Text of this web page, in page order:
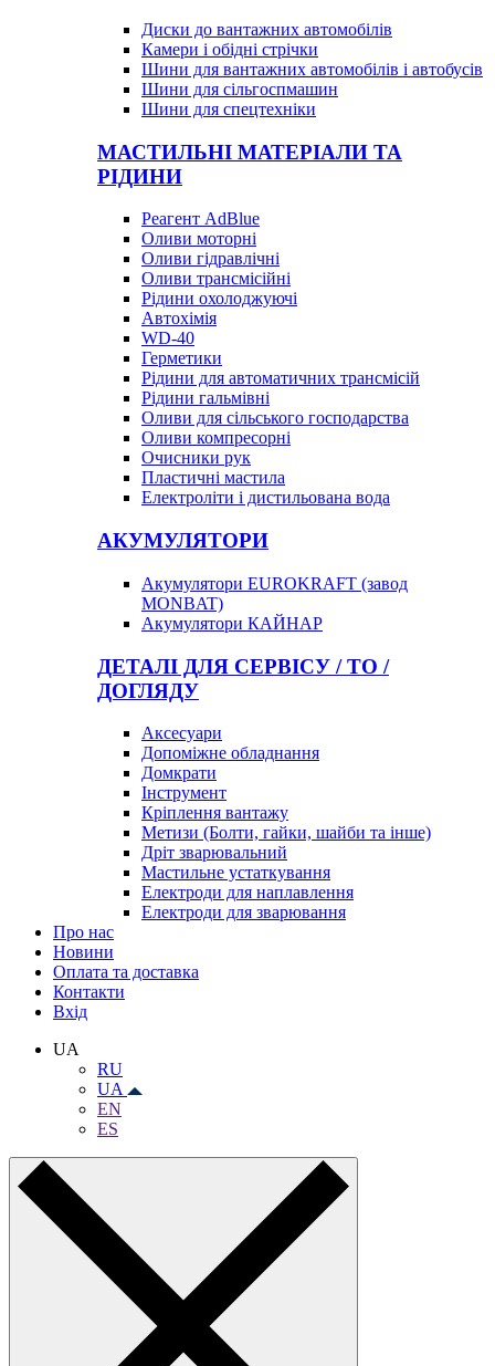
Диски до вантажних автомобілів
Камери і обідні стрічки
Шини для вантажних автомобілів і автобусів
Шини для сільгоспмашин
Шини для спецтехніки
МАСТИЛЬНІ МАТЕРІАЛИ ТА
РІДИНИ
Реагент AdBlue
Оливи моторні
Оливи гідравлічні
Оливи трансмісійні
Рідини охолоджуючі
Автохімія
WD-40
Герметики
Рідини для автоматичних трансмісій
Рідини гальмівні
Оливи для сільського господарства
Оливи компресорні
Очисники рук
Пластичні мастила
Електроліти і дистильована вода
АКУМУЛЯТОРИ
Акумулятори EUROKRAFT (завод
MONBAT)
Акумулятори КАЙНАР
ДЕТАЛІ ДЛЯ СЕРВІСУ / ТО /
ДОГЛЯДУ
Аксесуари
Допоміжне обладнання
Домкрати
Інструмент
Кріплення вантажу
Метизи (Болти, гайки, шайби та інше)
Дріт зварювальний
Мастильне устаткування
Електроди для наплавлення
Електроди для зварювання
Про нас
Новини
Оплата та доставка
Контакти
Вхiд
UA
RU
UA
EN
ES